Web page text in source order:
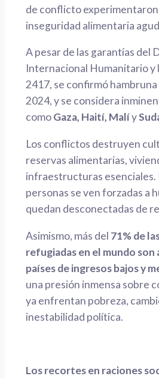
de conflicto
inseguridad alimentaria
A pesar de las garantías del
Internacional Humanitario y
2417, se confirmó hambruna
2024, y se considera
comoGaza, Haití, Malíy
Los conflictos destruyen
reservas alimentarias,
infraestructuras esenciales.
personas se ven forzadas a
quedan desconectadas de
Asimismo, más del 71% de
refugiadas en el mundo son
países de ingresos bajos y
una presión inmensa sobre
ya enfrentan pobreza,
inestabilidad política.
Los recortes en raciones